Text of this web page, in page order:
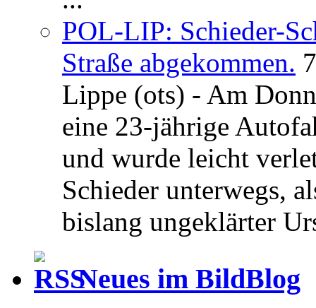
POL-LIP: Schieder-
Straße abgekommen.
Lippe (ots) - Am
eine 23-jährige
und wurde leicht
Schieder unterwegs,
bislang ungeklärter
Neues im BildBlog